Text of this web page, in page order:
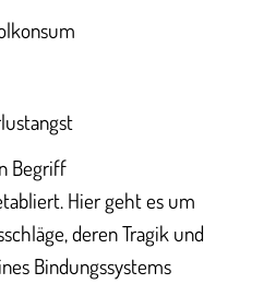
Begriff
Hier geht es um
deren Tragik und
Bindungssystems